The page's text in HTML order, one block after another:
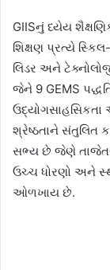
GIISનું ધ્યેય
શિક્ષણ પ્રત્યે
લિડર અને
જેને 9 GEMS
ઉદ્યોગસાહસિકતા
શ્રેષ્ઠતાને સંતુલિત
સભ્ય છે જેણે
ઉચ્ચ ધોરણો અને
ઓળખાય છે.